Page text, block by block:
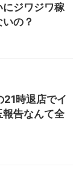
ジワジワ稼
の？
21時退店でイ
告なんて全